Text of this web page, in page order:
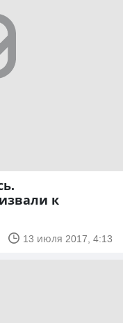
к
13 июля 2017, 4:13